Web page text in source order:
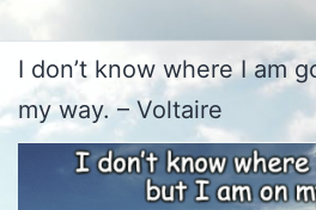
I don’t know where I am
my way. – Voltaire